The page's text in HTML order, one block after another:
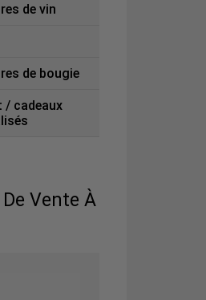
de vin
de bougie
cadeaux
Vente À